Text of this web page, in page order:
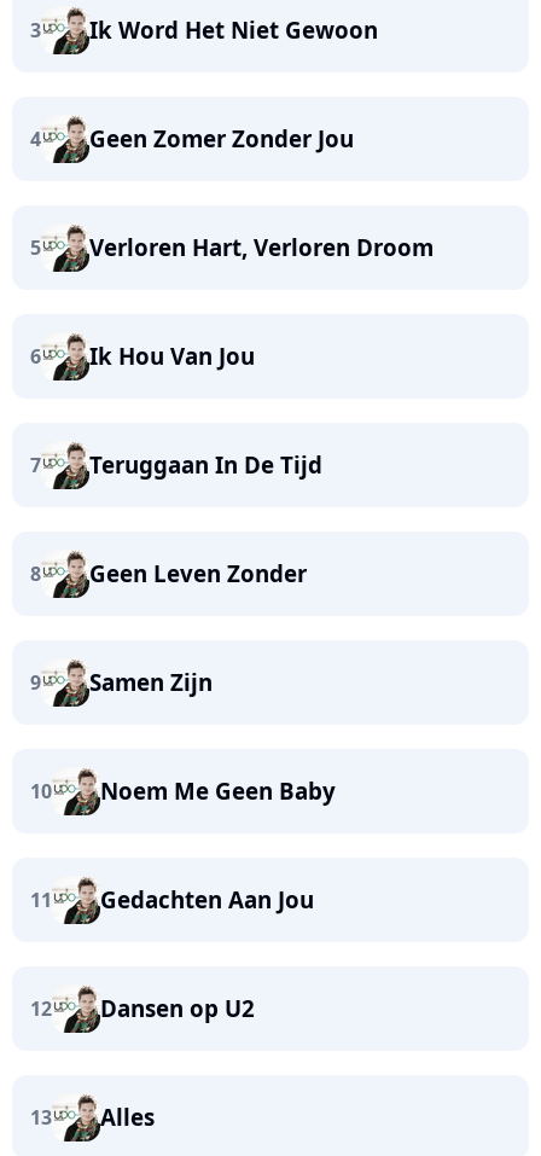
3 Ik Word Het Niet Gewoon
4 Geen Zomer Zonder Jou
5 Verloren Hart, Verloren Droom
6 Ik Hou Van Jou
7 Teruggaan In De Tijd
8 Geen Leven Zonder
9 Samen Zijn
10 Noem Me Geen Baby
11 Gedachten Aan Jou
12 Dansen op U2
13 Alles